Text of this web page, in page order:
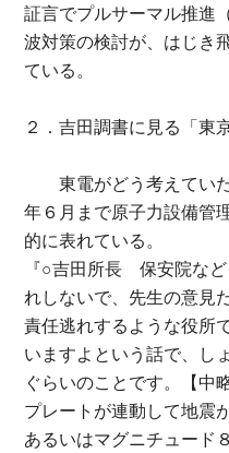
証言でプルサーマル推進
波対策の検討が、はじき
ている。
２．吉田調書に見る「東
東電がどう考えていた
年６月まで原子力設備管
的に表れている。
『○吉田所長 保安院な
れしないで、先生の意見
責任逃れするような役所
いますよという話で、し
ぐらいのことです。【中略
プレートが連動して地震
あるいはマグニチュード